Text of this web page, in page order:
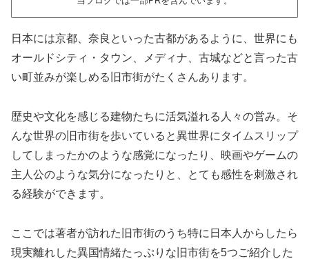
日本には京都、奈良といった古都があるように、世界にも
オールドシティ・タウン、メディナ、古城などと言った古
い町並みが楽しめる旧市街がたくさんあります。
歴史や文化を感じる建物たちに活気溢れる人々の営み。そ
んな世界の旧市街を歩いていると異世界にタイムスリップ
してしまったかのような感覚になったり、映画やゲームの
主人公のような気分になったりと、とても感性を刺激され
る経験ができます。
ここでは著者が訪れた旧市街のうち特に日本人からしたら
現実離れした異国情緒たっぷりな旧市街を5つご紹介した